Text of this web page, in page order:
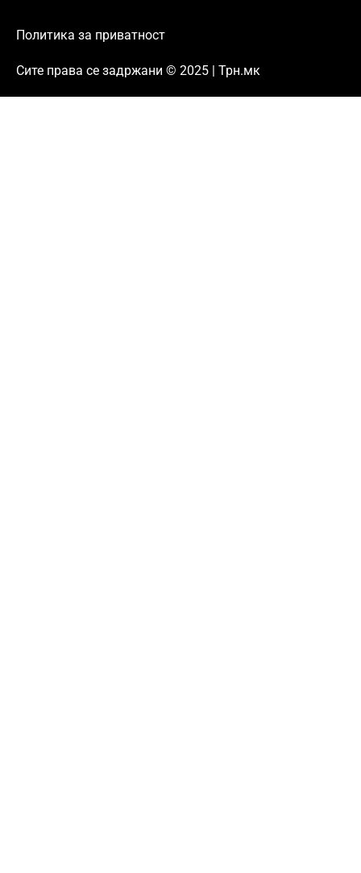
Политика за приватност
Сите права се задржани © 2025 | Трн.мк